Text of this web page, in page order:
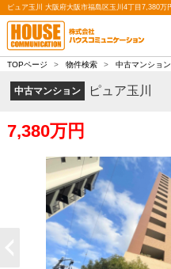
TOPページ > 物件検索 > 中古マンション
中古マンション ピュア玉川
7,380万円